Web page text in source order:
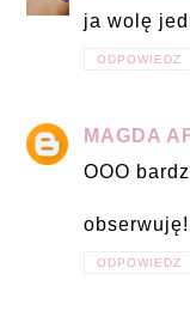
ja wolę
ODPOWIEDZ
MAGDA
OOO
ODPOWIEDZ